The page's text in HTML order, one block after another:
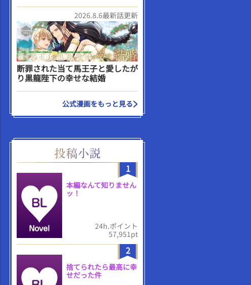
2026.8.6最新話更新
断罪された当て馬王子と愛したが
り黒龍陛下の幸せな結婚
公式漫画をもっと見る
1
本編なんて知りません
ッ！
24h.ポイント
57,951pt
2
捨てられたら最高に幸
せだった件